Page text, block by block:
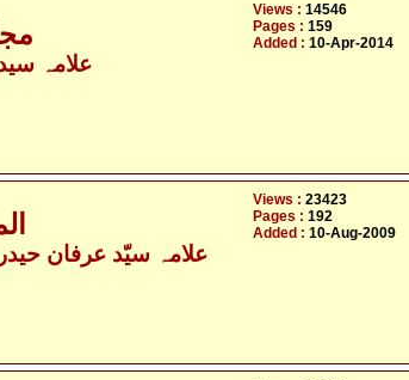
- علامہ
Views : 14546
Pages : 159
Added : 10-Apr-2014
- علامہ سیّد عرفان
Views : 23423
Pages : 192
Added : 10-Aug-2009